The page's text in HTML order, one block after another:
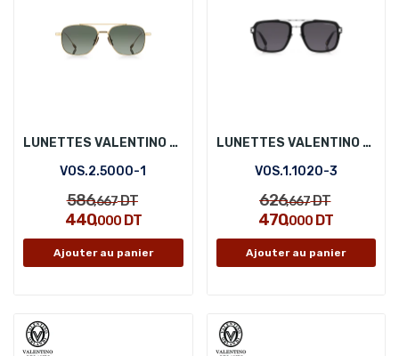
LUNETTES VALENTINO ORLANDI VOS.2.5000-1
VOS.2.5000-1
586,667DT
440,000DT
Ajouter au panier
LUNETTES VALENTINO ORLANDI VOS.1.1020-3
VOS.1.1020-3
626,667DT
470,000 DT
Ajouter au panier